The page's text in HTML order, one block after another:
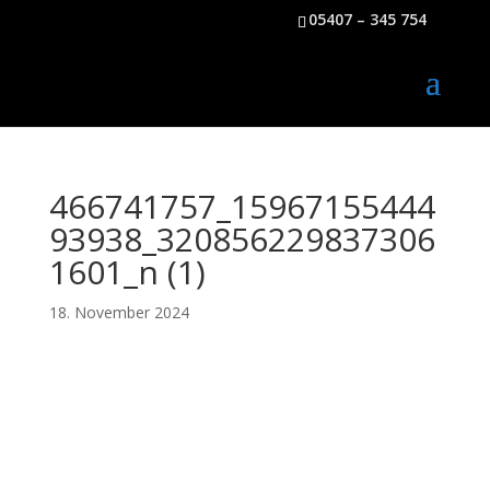
05407 – 345 754
466741757_15967155444
93938_320856229837306
1601_n (1)
18. November 2024